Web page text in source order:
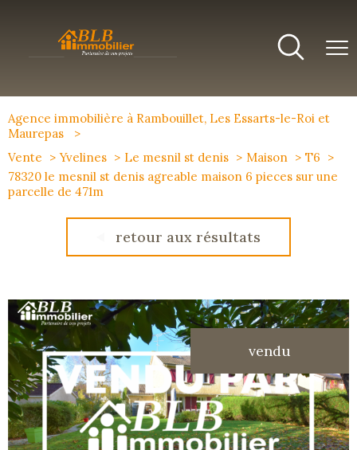
Agence immobilière à Rambouillet, Les Essarts-le-Roi et
Maurepas
Vente
Yvelines Le mesnil st denis Maison
T6
78320 le mesnil st denis agreable maison 6 pieces sur une
parcelle de 471m
retour aux résultats
vendu